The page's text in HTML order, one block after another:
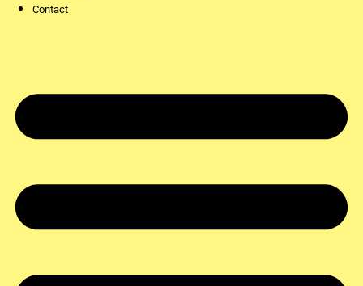
Contact